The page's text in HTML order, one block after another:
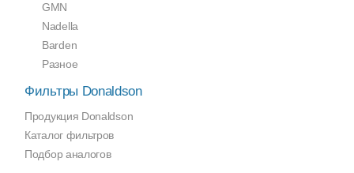
GMN
Nadella
Barden
Разное
Фильтры Donaldson
Продукция Donaldson
Каталог фильтров
Подбор аналогов